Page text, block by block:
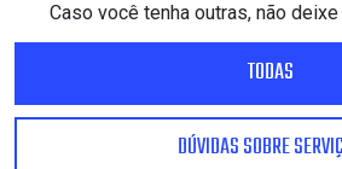
Caso você tenha outras, não
TODAS
DÚVIDAS SOBRE